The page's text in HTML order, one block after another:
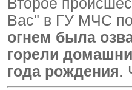
Вас" в ГУ МЧС по
огнем была
горели
года рождения.